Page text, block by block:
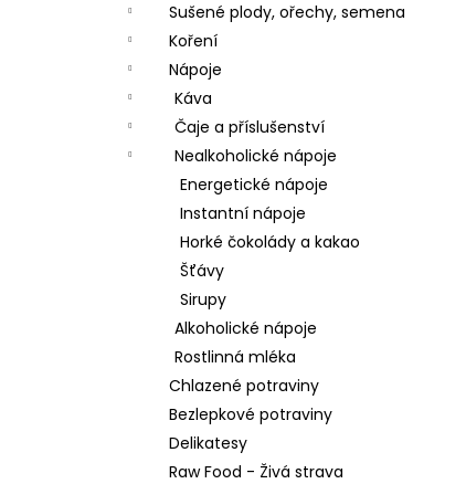
Sušené plody, ořechy, semena
Koření
Nápoje
Káva
Čaje a příslušenství
Nealkoholické nápoje
Energetické nápoje
Instantní nápoje
Horké čokolády a kakao
Šťávy
Sirupy
Alkoholické nápoje
Rostlinná mléka
Chlazené potraviny
Bezlepkové potraviny
Delikatesy
Raw Food - Živá strava